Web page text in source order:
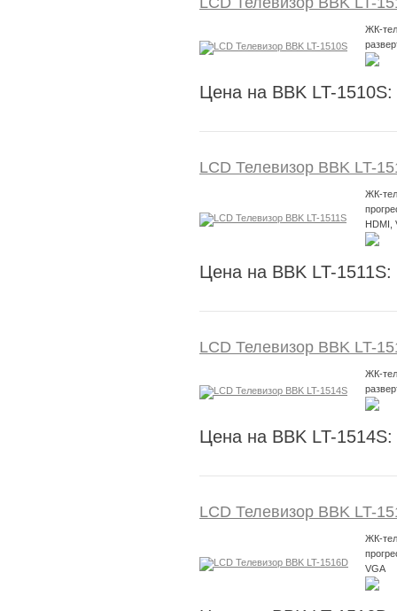
ЖК-
Цена на BBK LT-1510S:
LCD Телевизор BBK LT-
ЖК-
HDMI,
Цена на BBK LT-1511S:
LCD Телевизор BBK LT-
ЖК-
Цена на BBK LT-1514S:
LCD Телевизор BBK LT-
ЖК-
VGA